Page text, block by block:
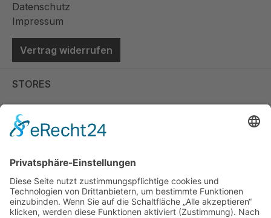
Datenschutz
Impressum
Vertrag widerrufen
STORES
Store Viernheim
Store Berlin
Handelspartner Köln
SICHERE BEZAHLUNG